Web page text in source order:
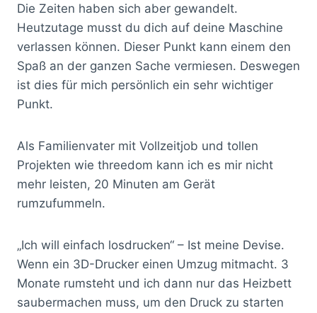
Die Zeiten haben sich aber gewandelt.
Heutzutage musst du dich auf deine Maschine
verlassen können. Dieser Punkt kann einem den
Spaß an der ganzen Sache vermiesen. Deswegen
ist dies für mich persönlich ein sehr wichtiger
Punkt.
Als Familienvater mit Vollzeitjob und tollen
Projekten wie threedom kann ich es mir nicht
mehr leisten, 20 Minuten am Gerät
rumzufummeln.
„Ich will einfach losdrucken“ – Ist meine Devise.
Wenn ein 3D-Drucker einen Umzug mitmacht. 3
Monate rumsteht und ich dann nur das Heizbett
saubermachen muss, um den Druck zu starten